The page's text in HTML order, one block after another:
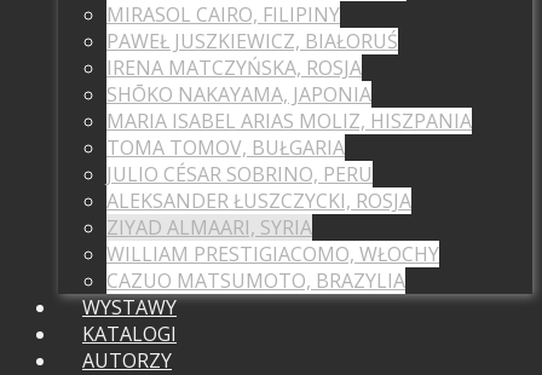
MIRASOL CAIRO, FILIPINY
PAWEŁ JUSZKIEWICZ, BIAŁORUŚ
IRENA MATCZYŃSKA, ROSJA
SHŌKO NAKAYAMA, JAPONIA
MARIA ISABEL ARIAS MOLIZ, HISZPANIA
TOMA TOMOV, BUŁGARIA
JULIO CÉSAR SOBRINO, PERU
ALEKSANDER ŁUSZCZYCKI, ROSJA
ZIYAD ALMAARI, SYRIA
WILLIAM PRESTIGIACOMO, WŁOCHY
CAZUO MATSUMOTO, BRAZYLIA
WYSTAWY
KATALOGI
AUTORZY